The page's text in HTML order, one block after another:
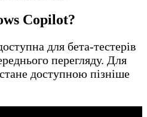
Copilot?
для бета-тестерів
перегляду. Для
доступною пізніше